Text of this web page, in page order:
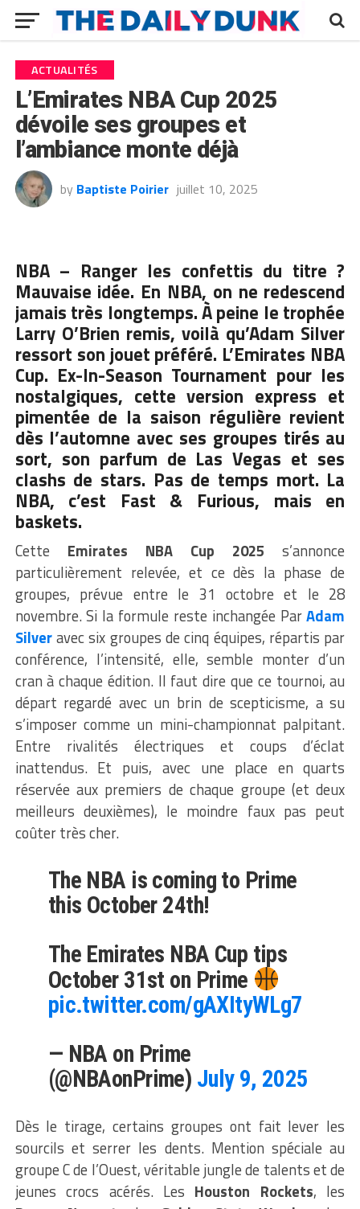
ACTUALITÉS
L’Emirates NBA Cup 2025
dévoile ses groupes et
l’ambiance monte déjà
by Baptiste Poirier juillet 10, 2025
NBA – Ranger les confettis du titre ?
Mauvaise idée. En NBA, on ne redescend
jamais très longtemps. À peine le trophée
Larry O’Brien remis, voilà qu’Adam Silver
ressort son jouet préféré. L’Emirates NBA
Cup. Ex-In-Season Tournament pour les
nostalgiques, cette version express et
pimentée de la saison régulière revient
dès l’automne avec ses groupes tirés au
sort, son parfum de Las Vegas et ses
clashs de stars. Pas de temps mort. La
NBA, c’est Fast & Furious, mais en
baskets.
Cette Emirates NBA Cup 2025 s’annonce
particulièrement relevée, et ce dès la phase de
groupes, prévue entre le 31 octobre et le 28
novembre. Si la formule reste inchangée ParAdam
Silveravec six groupes de cinq équipes, répartis par
conférence, l’intensité, elle, semble monter d’un
cran à chaque édition. Il faut dire que ce tournoi, au
départ regardé avec un brin de scepticisme, a su
s’imposer comme un mini-championnat palpitant.
Entre rivalités électriques et coups d’éclat
inattendus. Et puis, avec une place en quarts
réservée aux premiers de chaque groupe (et deux
meilleurs deuxièmes), le moindre faux pas peut
coûter très cher.
The NBA is coming to Prime
this October 24th!
The Emirates NBA Cup tips
October 31st on Prime
pic.twitter.com/gAXItyWLg7
— NBA on Prime
(@NBAonPrime) July 9, 2025
Dès le tirage, certains groupes ont fait lever les
sourcils et serrer les dents. Mention spéciale au
groupe C de l’Ouest, véritable jungle de talents et de
jeunes crocs acérés. Les Houston Rockets, les